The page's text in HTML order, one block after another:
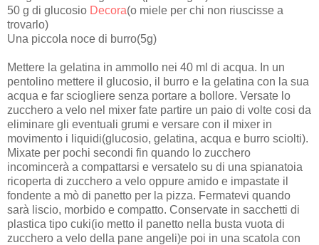
50 g di glucosio Decora(o miele per chi non riuscisse a
trovarlo)
Una piccola noce di burro(5g)
Mettere la gelatina in ammollo nei 40 ml di acqua. In un
pentolino mettere il glucosio, il burro e la gelatina con la sua
acqua e far sciogliere senza portare a bollore. Versate lo
zucchero a velo nel mixer fate partire un paio di volte cosi da
eliminare gli eventuali grumi e versare con il mixer in
movimento i liquidi(glucosio, gelatina, acqua e burro sciolti).
Mixate per pochi secondi fin quando lo zucchero
incomincerà a compattarsi e versatelo su di una spianatoia
ricoperta di zucchero a velo oppure amido e impastate il
fondente a mò di panetto per la pizza. Fermatevi quando
sarà liscio, morbido e compatto. Conservate in sacchetti di
plastica tipo cuki(io metto il panetto nella busta vuota di
zucchero a velo della pane angeli)e poi in una scatola con